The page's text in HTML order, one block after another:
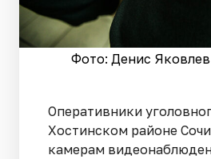
Фото: Денис
Оперативники
Хостинском районе
камерам